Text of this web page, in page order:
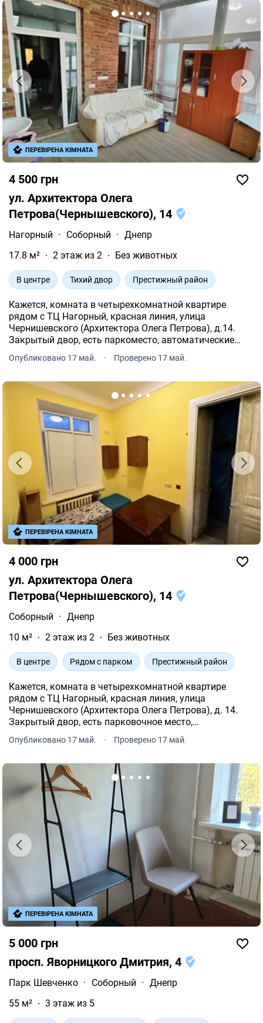
4 500 грн
ул. Архитектора Олега
Петрова(Чернышевского), 14
Нагорный · Соборный · Днепр
17.8 м²
2 этаж из 2 Без животных
В центре Тихий двор Престижный район
Кажется, комната в четырехкомнатной квартире
рядом с ТЦ Нагорный, красная линия, улица
Чернишевского (Архитектора Олега Петрова), д.14.
Закрытый двор, есть паркоместо, автоматические
ворота, кодовый замок. Комната запирается на ключ.
Для одного жильца, без животных.
Опубликовано 17 май. · Проверено 17 май.
ПЕРЕВІРЕНА КІМНАТА
4 000 грн
ул. Архитектора Олега
Петрова(Чернышевского), 14
Соборный · Днепр
10 м²
2 этаж из 2 Без животных
В центре Рядом с парком Престижный район
Кажется, комната в четырехкомнатной квартире
рядом с ТЦ Нагорный, красная линия, улица
Чернишевского (Архитектора Олега Петрова), д. 14.
Закрытый двор, есть парковочное место,
автоматические ворота, кодовый замок. Комната
запирается на ключ. Для одного человека, без
Опубликовано 17 май. · Проверено 17 май.
ПЕРЕВІРЕНА КІМНАТА
5 000 грн
просп. Яворницкого Дмитрия, 4
Парк Шевченко · Соборный · Днепр
55 м²
3 этаж из 5
ПЕРЕВІРЕНА КІМНАТА